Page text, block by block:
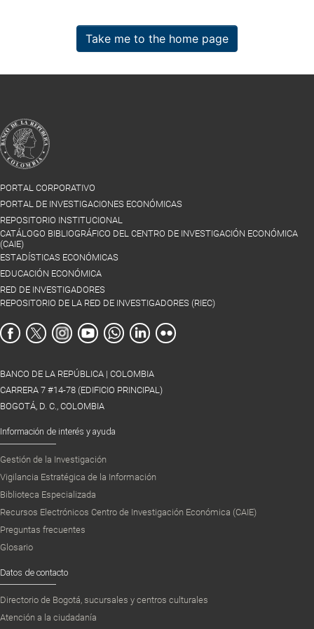
Take me to the home page
PORTAL CORPORATIVO
PORTAL DE INVESTIGACIONES ECONÓMICAS
REPOSITORIO INSTITUCIONAL
CATÁLOGO BIBLIOGRÁFICO DEL CENTRO DE INVESTIGACIÓN ECONÓMICA
(CAIE)
ESTADÍSTICAS ECONÓMICAS
EDUCACIÓN ECONÓMICA
RED DE INVESTIGADORES
REPOSITORIO DE LA RED DE INVESTIGADORES (RIEC)
BANCO DE LA REPÚBLICA | COLOMBIA
CARRERA 7 #14-78 (EDIFICIO PRINCIPAL)
BOGOTÁ, D. C., COLOMBIA
Información de interés y ayuda
Gestión de la Investigación
Vigilancia Estratégica de la Información
Biblioteca Especializada
Recursos Electrónicos Centro de Investigación Económica (CAIE)
Preguntas frecuentes
Glosario
Datos de contacto
Directorio de Bogotá, sucursales y centros culturales
Atención a la ciudadanía